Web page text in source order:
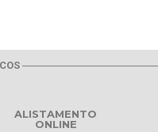
ALISTAMENTO
ONLINE